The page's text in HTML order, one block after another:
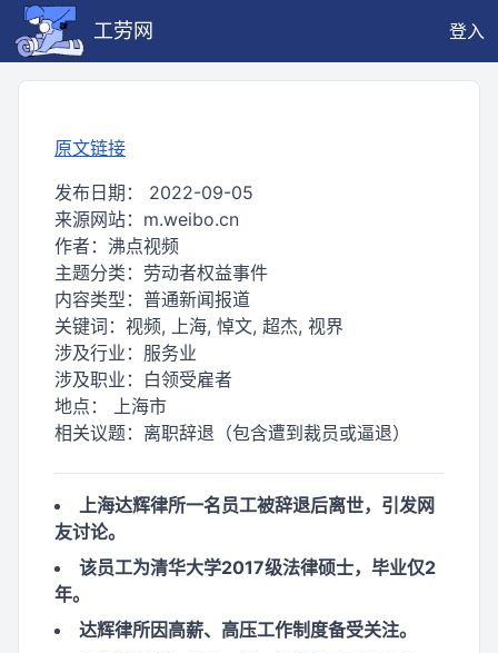
工劳网 登入
原文链接
发布日期： 2022-09-05
来源网站： m.weibo.cn
作者： 沸点视频
主题分类： 劳动者权益事件
内容类型： 普通新闻报道
关键词： 视频, 上海, 悼文, 超杰, 视界
涉及行业： 服务业
涉及职业： 白领受雇者
地点： 上海市
相关议题： 离职辞退（包含遭到裁员或逼退）
上海达辉律所一名员工被辞退后离世，引发网
友讨论。
该员工为清华大学2017级法律硕士，毕业仅2
年。
达辉律所因高薪、高压工作制度备受关注。